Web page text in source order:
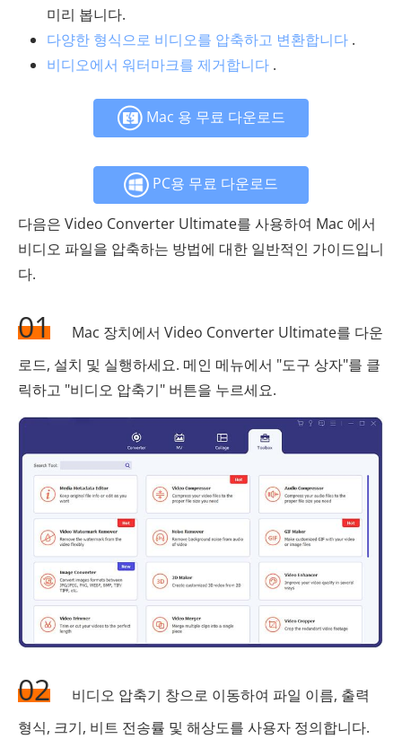
미리 봅니다.
다양한 형식으로 비디오를 압축하고 변환합니다 .
비디오에서 워터마크를 제거합니다 .
Mac 용 무료 다운로드
PC용 무료 다운로드
다음은 Video Converter Ultimate를 사용하여 Mac 에서
비디오 파일을 압축하는 방법에 대한 일반적인 가이드입니
다.
01
Mac 장치에서 Video Converter Ultimate를 다운
로드, 설치 및 실행하세요. 메인 메뉴에서 "도구 상자"를 클
릭하고 "비디오 압축기" 버튼을 누르세요.
02
비디오 압축기 창으로 이동하여 파일 이름, 출력
형식, 크기, 비트 전송률 및 해상도를 사용자 정의합니다.